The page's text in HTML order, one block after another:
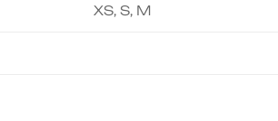
XS, S, M